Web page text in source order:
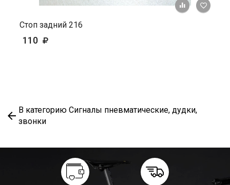
+ К
Стоп задний 216
110
В категорию Сигналы пневматические, дудки,
звонки